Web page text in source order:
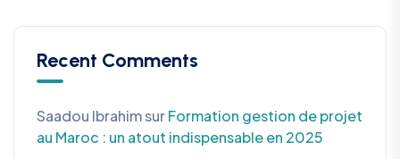
Recent Comments
Saadou IbrahimsurFormation gestion de projet
au Maroc : un atout indispensable en 2025